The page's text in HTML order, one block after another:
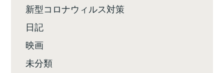
新型コロナウィルス対策
日記
映画
未分類